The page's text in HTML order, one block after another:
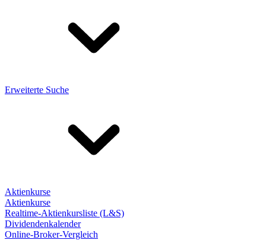
Erweiterte Suche
Aktienkurse
Aktienkurse
Realtime-Aktienkursliste (L&S)
Dividendenkalender
Online-Broker-Vergleich